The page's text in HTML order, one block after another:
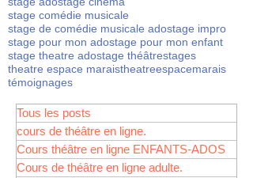
stage comédie musicale
stage de comédie musicale adostage impro
stage pour mon adostage pour mon enfant
stage theatre adostage théâtrestages
theatre espace maraistheatreespacemarais
témoignages
Tous les posts
cours de théâtre en ligne.
Cours théâtre en ligne ENFANTS-ADOS
Cours de théâtre en ligne adulte.